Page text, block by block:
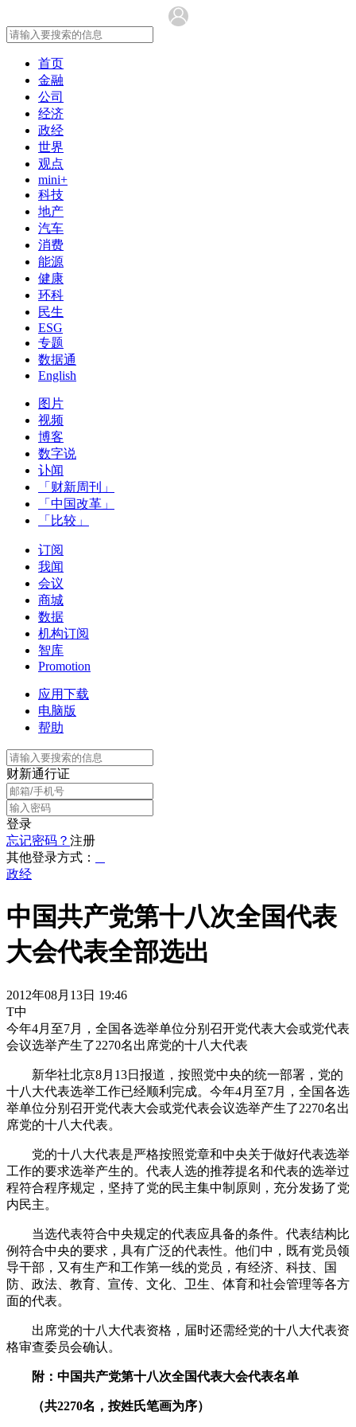
首页
金融
公司
经济
政经
世界
观点
mini+
科技
地产
汽车
消费
能源
健康
环科
民生
ESG
专题
数据通
English
图片
视频
博客
数字说
讣闻
「财新周刊」
「中国改革」
「比较」
订阅
我闻
会议
商城
数据
机构订阅
智库
Promotion
应用下载
电脑版
帮助
财新通行证
登录
忘记密码？ 注册
其他登录方式：
政经
中国共产党第十八次全国代表
大会代表全部选出
2012年08月13日 19:46
T中
今年4月至7月，全国各选举单位分别召开党代表大会或党代表
会议选举产生了2270名出席党的十八大代表
新华社北京8月13日报道，按照党中央的统一部署，党的
十八大代表选举工作已经顺利完成。今年4月至7月，全国各选
举单位分别召开党代表大会或党代表会议选举产生了2270名出
席党的十八大代表。
党的十八大代表是严格按照党章和中央关于做好代表选举
工作的要求选举产生的。代表人选的推荐提名和代表的选举过
程符合程序规定，坚持了党的民主集中制原则，充分发扬了党
内民主。
当选代表符合中央规定的代表应具备的条件。代表结构比
例符合中央的要求，具有广泛的代表性。他们中，既有党员领
导干部，又有生产和工作第一线的党员，有经济、科技、国
防、政法、教育、宣传、文化、卫生、体育和社会管理等各方
面的代表。
出席党的十八大代表资格，届时还需经党的十八大代表资
格审查委员会确认。
附：中国共产党第十八次全国代表大会代表名单
（共2270名，按姓氏笔画为序）